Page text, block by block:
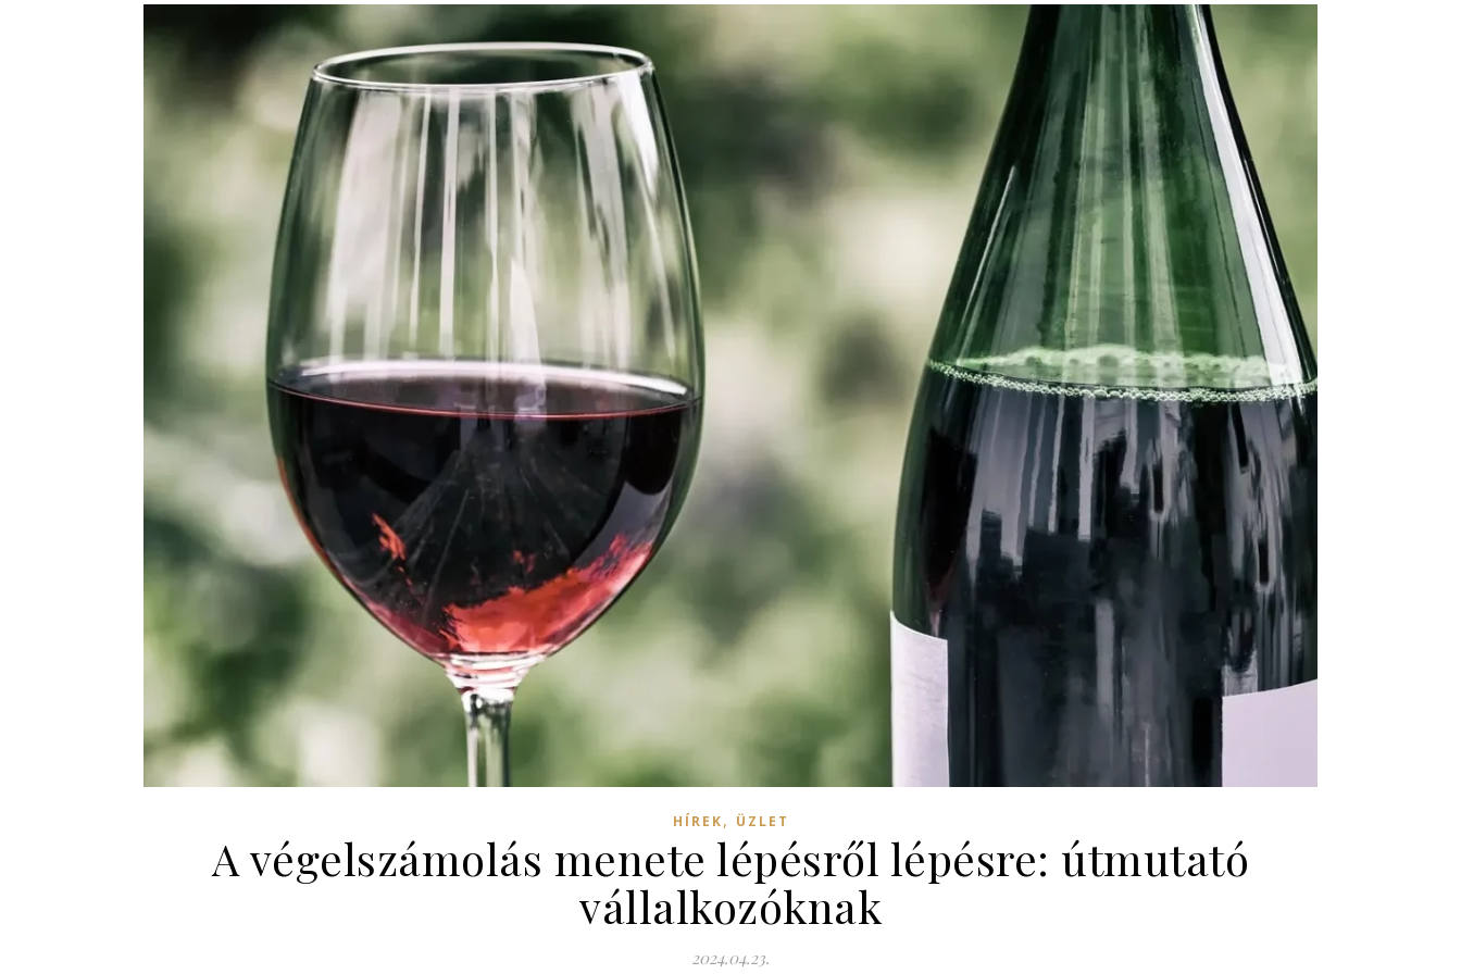
HÍREK, ÜZLET
A végelszámolás menete lépésről lépésre: útmutató
vállalkozóknak
2024.04.23.